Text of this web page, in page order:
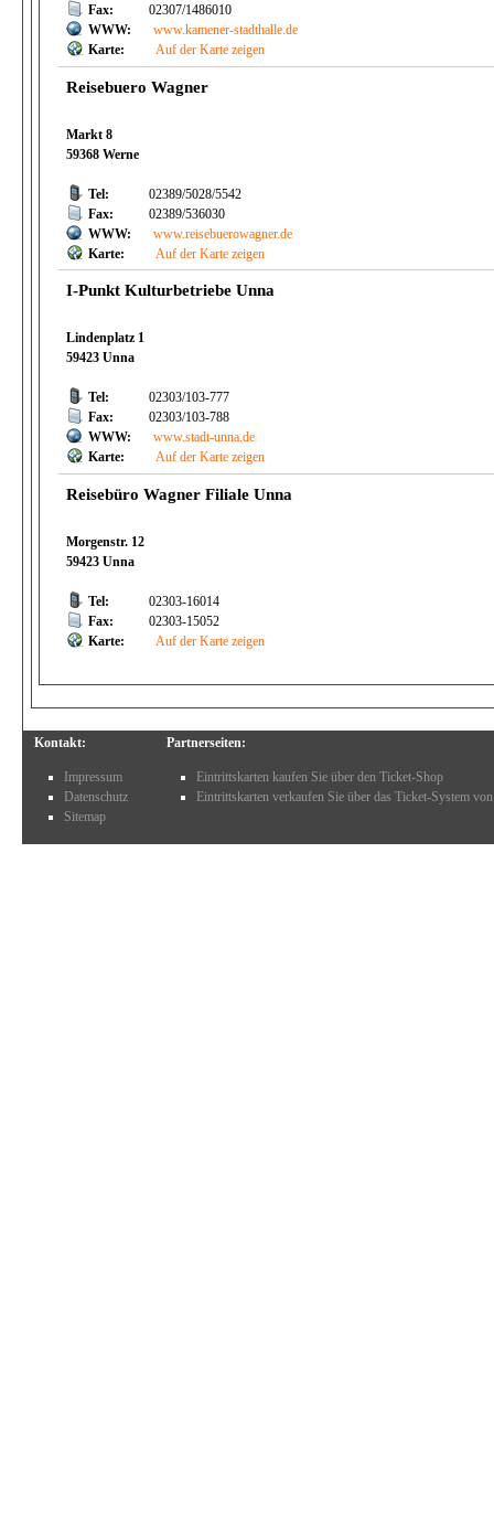
Fax:
02307/1486010
WWW:
www.kamener-stadthalle.de
Karte:
Auf der Karte zeigen
Reisebuero Wagner
Markt 8
59368 Werne
Tel:
02389/5028/5542
Fax:
02389/536030
WWW:
www.reisebuerowagner.de
Karte:
Auf der Karte zeigen
I-Punkt Kulturbetriebe Unna
Lindenplatz 1
59423 Unna
Tel:
02303/103-777
Fax:
02303/103-788
WWW:
www.stadt-unna.de
Karte:
Auf der Karte zeigen
Reisebüro Wagner Filiale Unna
Morgenstr. 12
59423 Unna
Tel:
02303-16014
Fax:
02303-15052
Karte:
Auf der Karte zeigen
Kontakt:
Impressum
Datenschutz
Sitemap
Partnerseiten:
Eintrittskarten kaufen Sie über den Ticket-Shop
Eintrittskarten verkaufen Sie über das Ticket-System